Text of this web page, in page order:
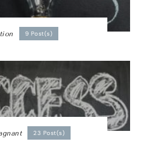
9 Post(s)
23 Post(s)